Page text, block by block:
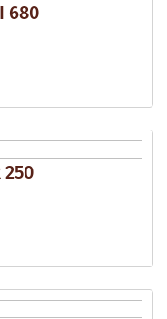
680
250